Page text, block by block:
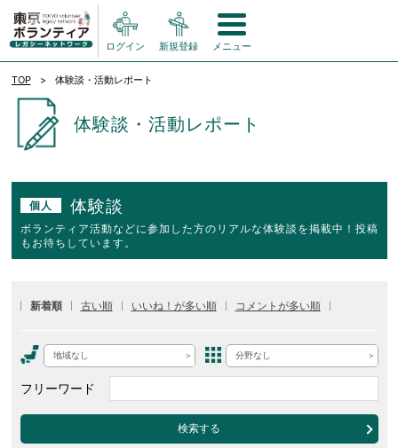
ログイン 新規登録 メニュー
TOP 体験談・活動レポート
体験談・活動レポート
個人 体験談
ボランティア活動などに参加した方のリアルな体験談を掲載中！投稿
もお待ちしています。
新着順 古い順 いいね！が多い順 コメントが多い順
地域なし 分野なし
フリーワード
検索する